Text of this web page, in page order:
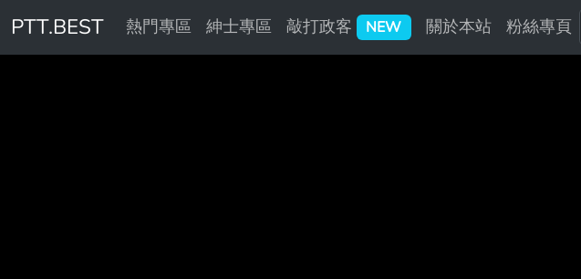
PTT.BEST 熱門專區 紳士專區 敲打政客 NEW 關於本站 粉絲專頁